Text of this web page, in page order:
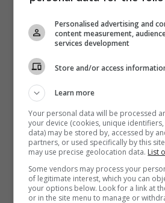
Personalised advertising and
content measurement,
services development
Store and/or access
Learn more
Your personal data will be processed
your device (cookies, unique
data) may be stored by, accessed by
partners, or used specifically by this
may use precise geolocation data. List
Some vendors may process your
of legitimate interest, which you can
your options below. Look for a link at
or in the site menu to manage or